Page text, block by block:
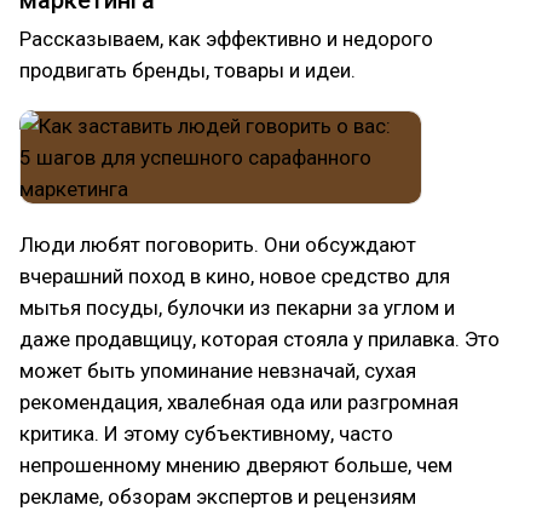
Рассказываем, как эффективно и недорого
продвигать бренды, товары и идеи.
Люди любят поговорить. Они обсуждают
вчерашний поход в кино, новое средство для
мытья посуды, булочки из пекарни за углом и
даже продавщицу, которая стояла у прилавка. Это
может быть упоминание невзначай, сухая
рекомендация, хвалебная ода или разгромная
критика. И этому субъективному, часто
непрошенному мнению дверяют больше, чем
рекламе, обзорам экспертов и рецензиям